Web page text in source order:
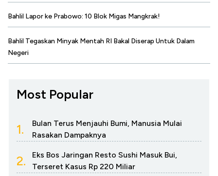
Bahlil Lapor ke Prabowo: 10 Blok Migas Mangkrak!
Bahlil Tegaskan Minyak Mentah RI Bakal Diserap Untuk Dalam
Negeri
Most Popular
1.
Bulan Terus Menjauhi Bumi, Manusia Mulai
Rasakan Dampaknya
2.
Eks Bos Jaringan Resto Sushi Masuk Bui,
Terseret Kasus Rp 220 Miliar